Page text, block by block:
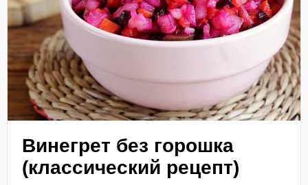
Винегрет без горошка
(классический рецепт)